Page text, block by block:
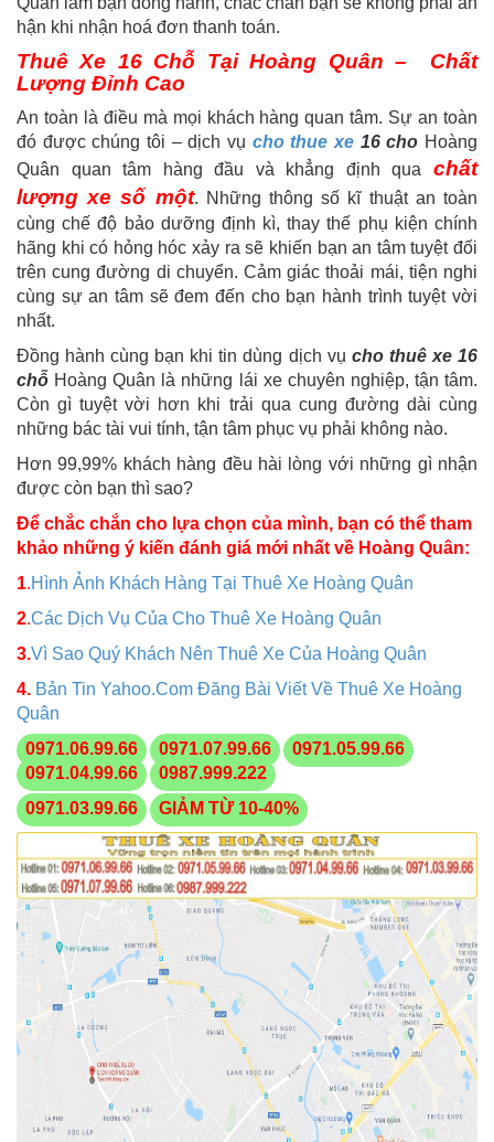
hận khi nhận hoá đơn thanh toán.
Thuê Xe 16 Chỗ Tại Hoàng Quân – Chất
Lượng Đỉnh Cao
An toàn là điều mà mọi khách hàng quan tâm. Sự an toàn
đó được chúng tôi – dịch vụ cho thue xe 16 cho Hoàng
Quân quan tâm hàng đầu và khẳng định qua chất
lượng xe số một. Những thông số kĩ thuật an toàn
cùng chế độ bảo dưỡng định kì, thay thế phụ kiện chính
hãng khi có hỏng hóc xảy ra sẽ khiến bạn an tâm tuyệt đối
trên cung đường di chuyển. Cảm giác thoải mái, tiện nghi
cùng sự an tâm sẽ đem đến cho bạn hành trình tuyệt vời
nhất.
Đồng hành cùng bạn khi tin dùng dịch vụ cho thuê xe 16
chỗ Hoàng Quân là những lái xe chuyên nghiệp, tận tâm.
Còn gì tuyệt vời hơn khi trải qua cung đường dài cùng
những bác tài vui tính, tận tâm phục vụ phải không nào.
Hơn 99,99% khách hàng đều hài lòng với những gì nhận
được còn bạn thì sao?
Để chắc chắn cho lựa chọn của mình, bạn có thể tham
khảo những ý kiến đánh giá mới nhất về Hoàng Quân:
1.Hình Ảnh Khách Hàng Tại Thuê Xe Hoàng Quân
2.Các Dịch Vụ Của Cho Thuê Xe Hoàng Quân
3.Vì Sao Quý Khách Nên Thuê Xe Của Hoàng Quân
4. Bản Tin Yahoo.Com Đăng Bài Viết Về Thuê Xe Hoàng
Quân
0971.06.99.66
0971.07.99.66
0971.05.99.66
0971.04.99.66
0987.999.222
0971.03.99.66
GIẢM TỪ 10-40%